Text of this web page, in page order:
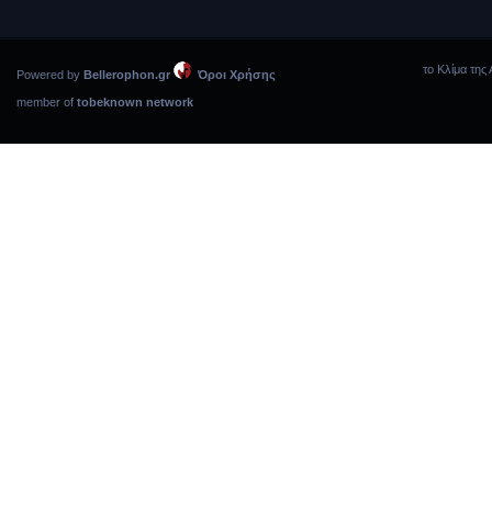
Powered by Bellerophon.gr Όροι Χρήσης
member of tobeknown network
το Κλίμα της